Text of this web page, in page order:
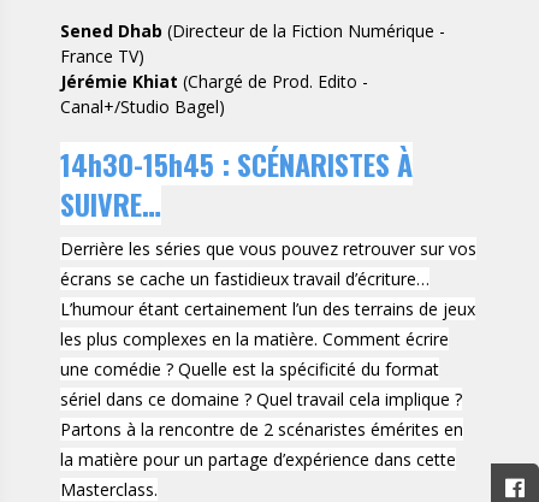
Sened Dhab (Directeur de la Fiction Numérique -
France TV)
Jérémie Khiat (Chargé de Prod. Edito -
Canal+/Studio Bagel)
14h30-15h45 : SCÉNARISTES À
SUIVRE…
Derrière les séries que vous pouvez retrouver sur vos
écrans se cache un fastidieux travail d’écriture…
L’humour étant certainement l’un des terrains de jeux
les plus complexes en la matière. Comment écrire
une comédie ? Quelle est la spécificité du format
sériel dans ce domaine ? Quel travail cela implique ?
Partons à la rencontre de 2 scénaristes émérites en
la matière pour un partage d’expérience dans cette
Masterclass.